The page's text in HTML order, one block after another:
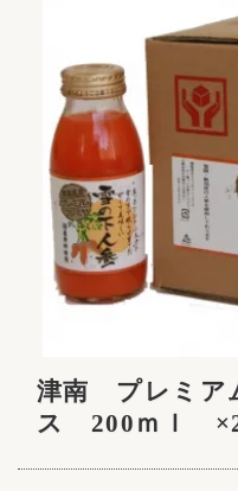
津南 プレミア
ス 200ｍｌ